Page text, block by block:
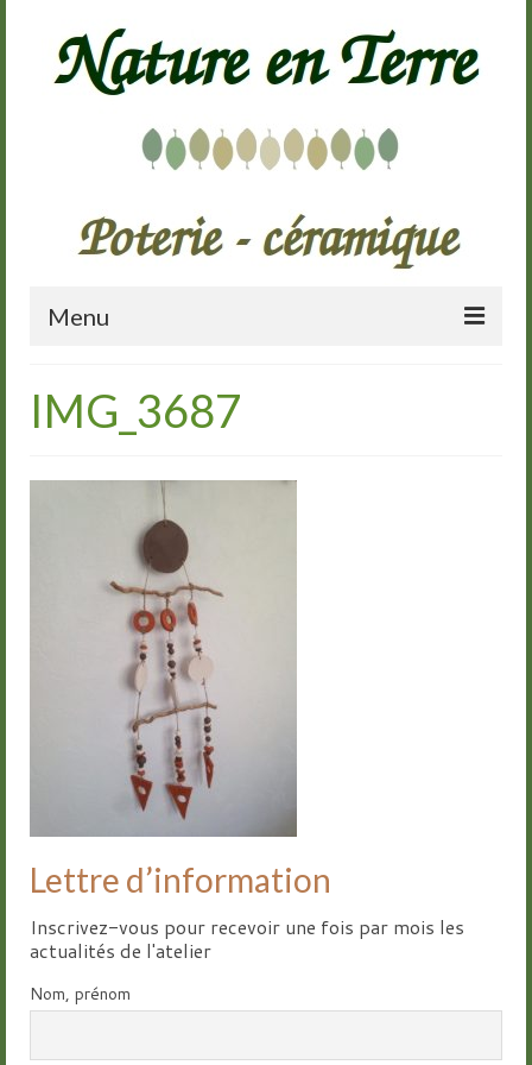
Menu
Présentation
Galerie
Cours de poterie
Groupes
Livre d’or
Contact
IMG_3687
Lettre d’information
Inscrivez-vous pour recevoir une fois par mois les
actualités de l'atelier
Nom, prénom